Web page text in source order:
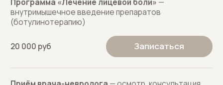
Записаться
Приём врача-невролога— осмотр, консультация,
постановка диагноза и назначения лечения
[ в зависимости от врача ]